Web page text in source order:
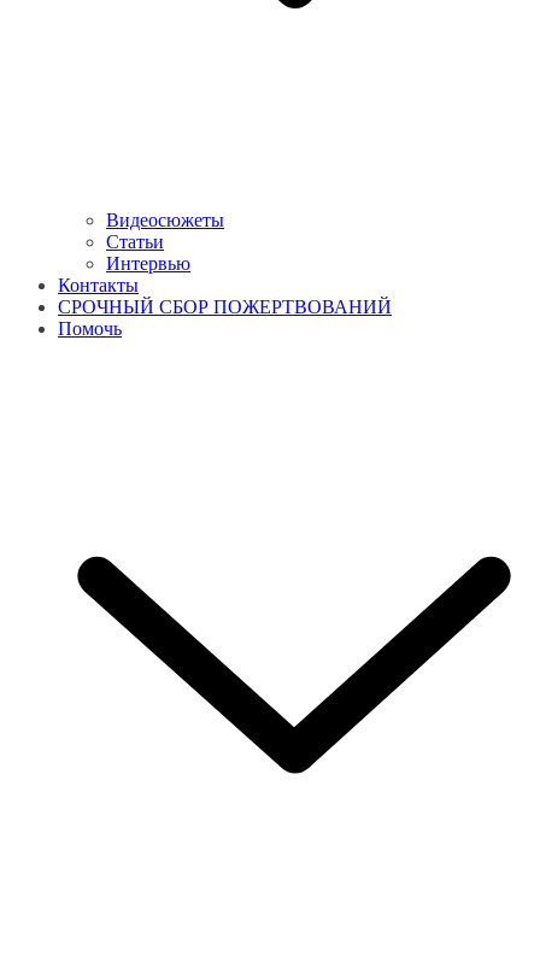
Видеосюжеты
Статьи
Интервью
Контакты
СРОЧНЫЙ СБОР ПОЖЕРТВОВАНИЙ
Помочь